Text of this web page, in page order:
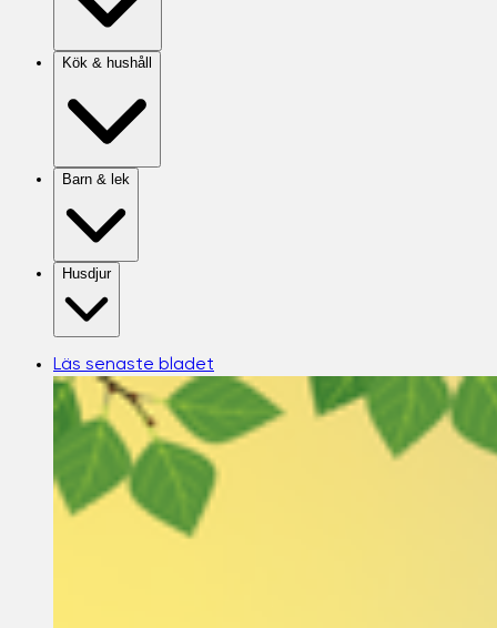
Kök & hushåll
Barn & lek
Husdjur
Läs senaste bladet